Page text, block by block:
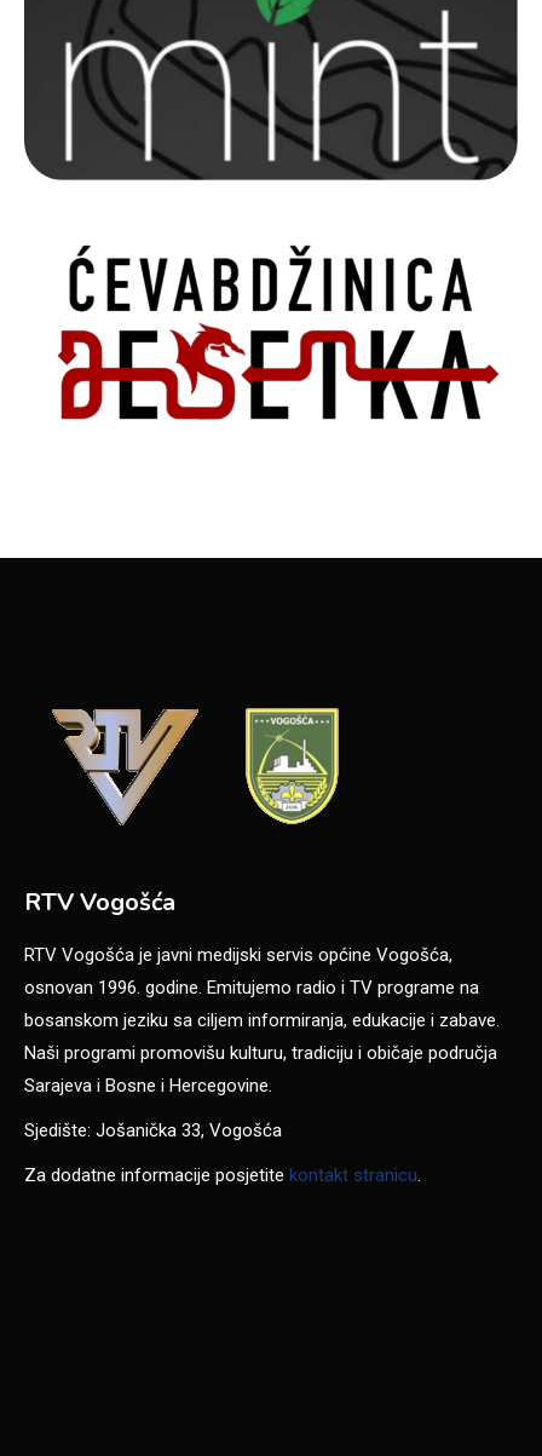
RTV Vogošća
RTV Vogošća je javni medijski servis općine Vogošća,
osnovan 1996. godine. Emitujemo radio i TV programe na
bosanskom jeziku sa ciljem informiranja, edukacije i zabave.
Naši programi promovišu kulturu, tradiciju i običaje područja
Sarajeva i Bosne i Hercegovine.
Sjedište: Jošanička 33, Vogošća
Za dodatne informacije posjetite kontakt stranicu